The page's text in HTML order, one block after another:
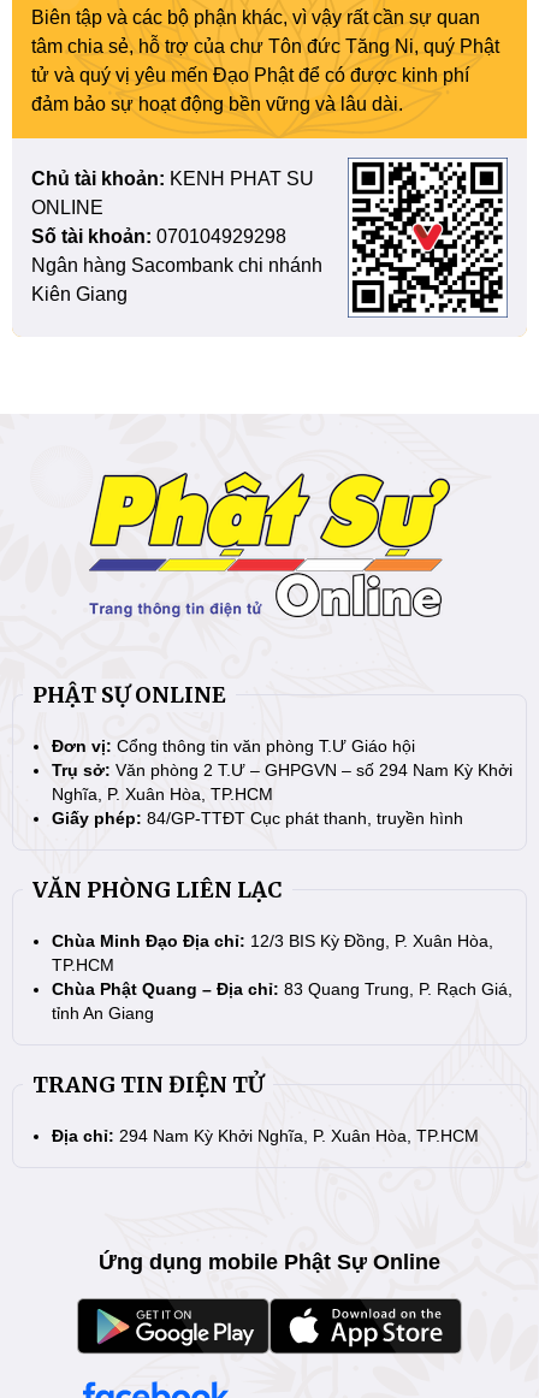
Biên tập và các bộ phận khác, vì vậy rất cần sự quan
tâm chia sẻ, hỗ trợ của chư Tôn đức Tăng Ni, quý Phật
tử và quý vị yêu mến Đạo Phật để có được kinh phí
đảm bảo sự hoạt động bền vững và lâu dài.
Chủ tài khoản: KENH PHAT SU
ONLINE
Số tài khoản: 070104929298
Ngân hàng Sacombank chi nhánh
Kiên Giang
PHẬT SỰ ONLINE
Đơn vị: Cổng thông tin văn phòng T.Ư Giáo hội
Trụ sở: Văn phòng 2 T.Ư – GHPGVN – số 294 Nam Kỳ Khởi
Nghĩa, P. Xuân Hòa, TP.HCM
Giấy phép: 84/GP-TTĐT Cục phát thanh, truyền hình
VĂN PHÒNG LIÊN LẠC
Chùa Minh Đạo Địa chỉ: 12/3 BIS Kỳ Đồng, P. Xuân Hòa,
TP.HCM
Chùa Phật Quang – Địa chỉ: 83 Quang Trung, P. Rạch Giá,
tỉnh An Giang
TRANG TIN ĐIỆN TỬ
Địa chỉ: 294 Nam Kỳ Khởi Nghĩa, P. Xuân Hòa, TP.HCM
Ứng dụng mobile Phật Sự Online